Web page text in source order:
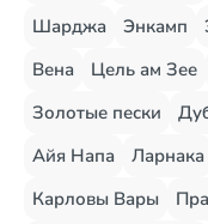
Шарджа
Энкамп
Вена
Цель ам Зее
Золотые пески
Айя Напа
Ларнака
Карловы Вары